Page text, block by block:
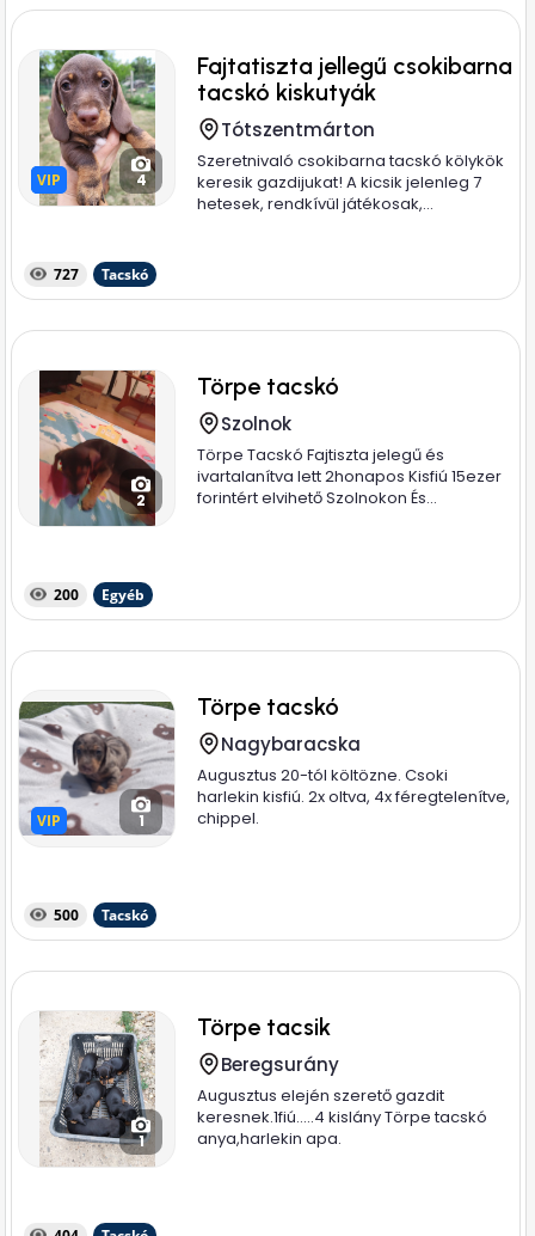
VIP
VIP 4
Fajtatiszta jellegű csokibarna
tacskó kiskutyák
Tótszentmárton
Szeretnivaló csokibarna tacskó kölykök
keresik gazdijukat! A kicsik jelenleg 7
hetesek, rendkívül játékosak,...
727 Tacskó
2
Törpe tacskó
Szolnok
Törpe Tacskó Fajtiszta jelegű és
ivartalanítva lett 2honapos Kisfiú 15ezer
forintért elvihető Szolnokon És...
200 Egyéb
VIP
VIP 1
Törpe tacskó
Nagybaracska
Augusztus 20-tól költözne. Csoki
harlekin kisfiú. 2x oltva, 4x féregtelenítve,
chippel.
500 Tacskó
1
Törpe tacsik
Beregsurány
Augusztus elején szerető gazdit
keresnek.1fiú.....4 kislány Törpe tacskó
anya,harlekin apa.